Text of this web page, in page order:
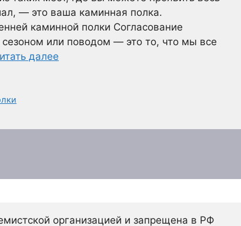
— это ваша каминная полка.
каминной полки Согласование
сезоном или поводом — это то, что мы все
далее
организацией и запрещена в РФ